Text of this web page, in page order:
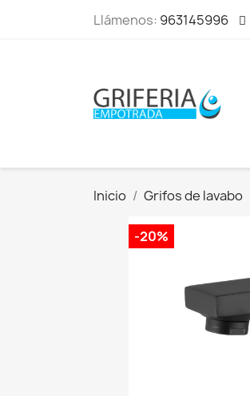
Llámenos: 963145996
Inicio Grifos de lavabo
-20%